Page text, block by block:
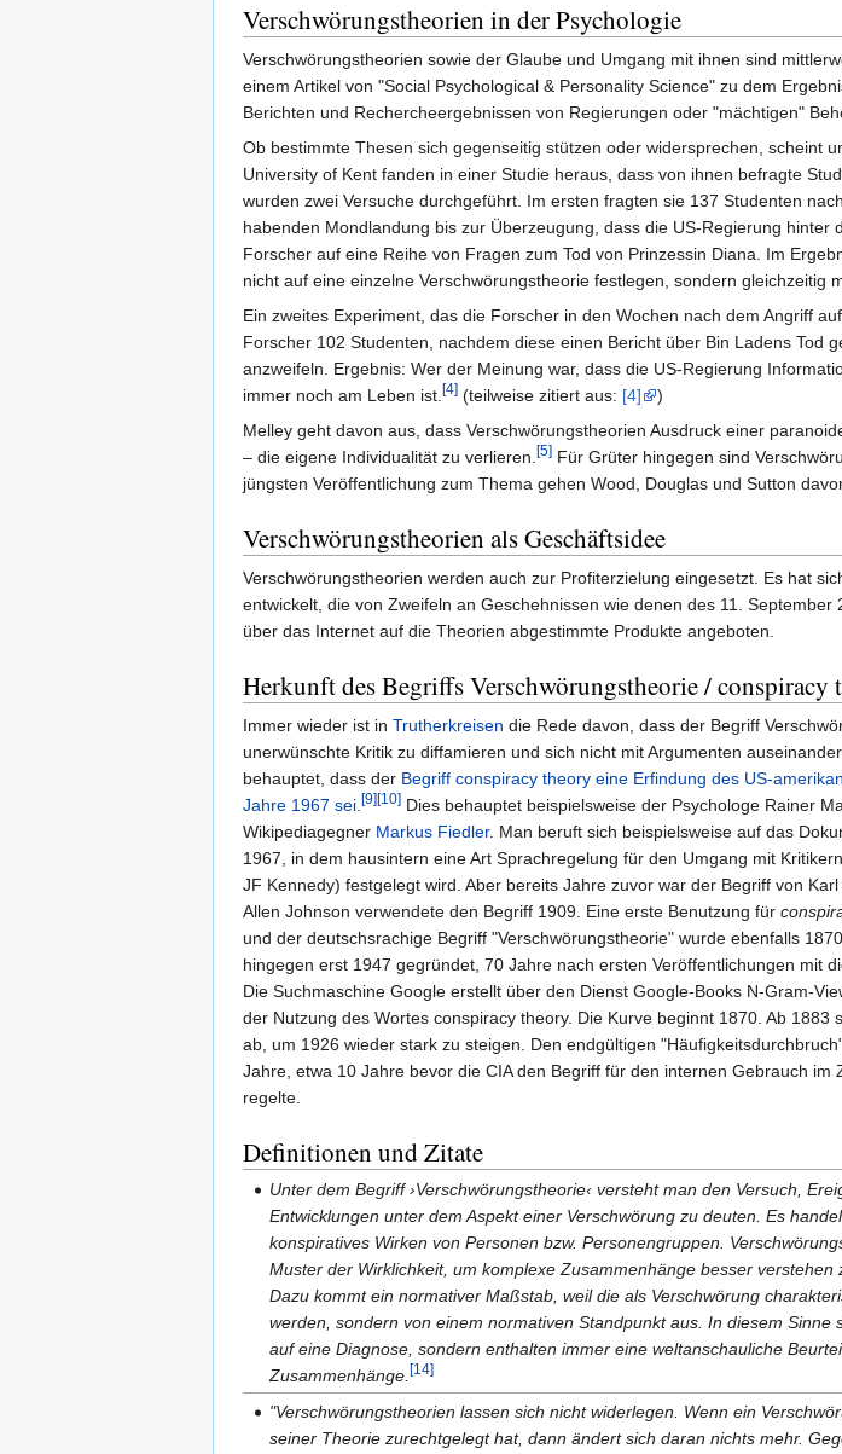
Verschwörungstheorien in der Psychologie
Verschwörungstheorien sowie der Glaube und Umgang mit ihnen sind
einem Artikel von "Social Psychological & Personality Science" zu dem
Berichten und Rechercheergebnissen von Regierungen oder "mächtigen"
Ob bestimmte Thesen sich gegenseitig stützen oder widersprechen, scheint
University of Kent fanden in einer Studie heraus, dass von ihnen befragte
wurden zwei Versuche durchgeführt. Im ersten fragten sie 137 Studenten
habenden Mondlandung bis zur Überzeugung, dass die US-Regierung
Forscher auf eine Reihe von Fragen zum Tod von Prinzessin Diana. Im
nicht auf eine einzelne Verschwörungstheorie festlegen, sondern gleichzeitig
Ein zweites Experiment, das die Forscher in den Wochen nach dem Angriff
Forscher 102 Studenten, nachdem diese einen Bericht über Bin Ladens Tod
anzweifeln. Ergebnis: Wer der Meinung war, dass die US-Regierung
immer noch am Leben ist. [4] (teilweise zitiert aus: [4]
)
Melley geht davon aus, dass Verschwörungstheorien Ausdruck einer
– die eigene Individualität zu verlieren. [5] Für Grüter hingegen sind
jüngsten Veröffentlichung zum Thema gehen Wood, Douglas und Sutton
Verschwörungstheorien als Geschäftsidee
Verschwörungstheorien werden auch zur Profiterzielung eingesetzt. Es hat
entwickelt, die von Zweifeln an Geschehnissen wie denen des 11.
über das Internet auf die Theorien abgestimmte Produkte angeboten.
Herkunft des Begriffs Verschwörungstheorie / conspiracy
Immer wieder ist in Trutherkreisen die Rede davon, dass der Begriff
unerwünschte Kritik zu diffamieren und sich nicht mit Argumenten
behauptet, dass der Begriff conspiracy theory eine Erfindung des US-
Jahre 1967 sei [9][10] Dies behauptet beispielsweise der Psychologe Rainer
Wikipediagegner Markus Fiedler. Man beruft sich beispielsweise auf das
1967, in dem hausintern eine Art Sprachregelung für den Umgang mit
JF Kennedy) festgelegt wird. Aber bereits Jahre zuvor war der Begriff von
Allen Johnson verwendete den Begriff 1909. Eine erste Benutzung für
und der deutschsrachige Begriff "Verschwörungstheorie" wurde ebenfalls
hingegen erst 1947 gegründet, 70 Jahre nach ersten Veröffentlichungen mit
Die Suchmaschine Google erstellt über den Dienst Google-Books N-Gram-
der Nutzung des Wortes conspiracy theory. Die Kurve beginnt 1870. Ab 1883
ab, um 1926 wieder stark zu steigen. Den endgültigen
Jahre, etwa 10 Jahre bevor die CIA den Begriff für den internen Gebrauch
regelte.
Definitionen und Zitate
Unter dem Begriff ›Verschwörungstheorie‹ versteht man den Versuch,
Entwicklungen unter dem Aspekt einer Verschwörung zu deuten. Es
konspiratives Wirken von Personen bzw. Personengruppen.
Muster der Wirklichkeit, um komplexe Zusammenhänge besser verstehen
Dazu kommt ein normativer Maßstab, weil die als Verschwörung
werden, sondern von einem normativen Standpunkt aus. In diesem Sinne
auf eine Diagnose, sondern enthalten immer eine weltanschauliche
Zusammenhänge.[14]
"Verschwörungstheorien lassen sich nicht widerlegen. Wenn ein
seiner Theorie zurechtgelegt hat, dann ändert sich daran nichts mehr.